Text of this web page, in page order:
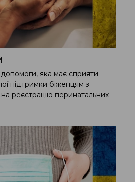
яка має сприяти
підтримки біженцям з
реєстрацію перинатальних